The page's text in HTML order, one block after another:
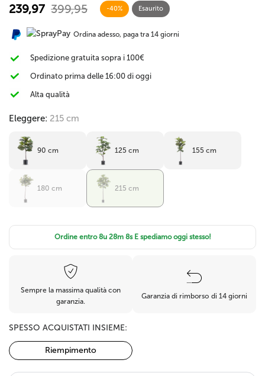
239,97 399,95 -40% Esaurito
Ordina adesso, paga tra 14 giorni
Spedizione gratuita sopra i 100€
Ordinato prima delle 16:00 di oggi
Alta qualità
Eleggere: 215 cm
90 cm 125 cm 155 cm
180 cm 215 cm
Ordine entro8u 28m 8sE spediamo oggi stesso!
Sempre la massima qualità con
garanzia.
Garanzia di rimborso di 14 giorni
SPESSO ACQUISTATI INSIEME:
Riempimento